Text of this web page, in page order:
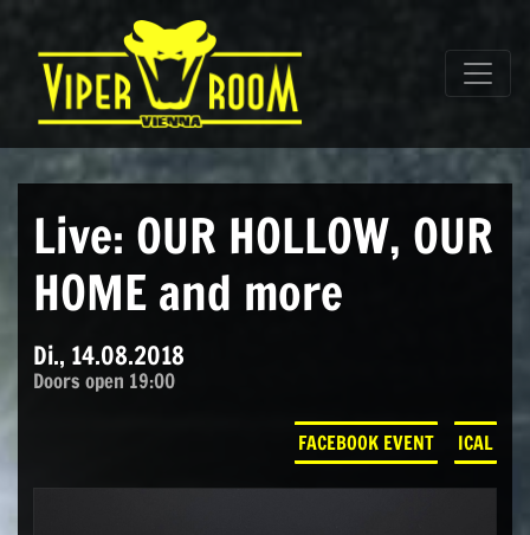
Hauptnavigation
Live: OUR HOLLOW, OUR
HOME and more
Di., 14.08.2018
Doors open 19:00
FACEBOOK EVENT ICAL